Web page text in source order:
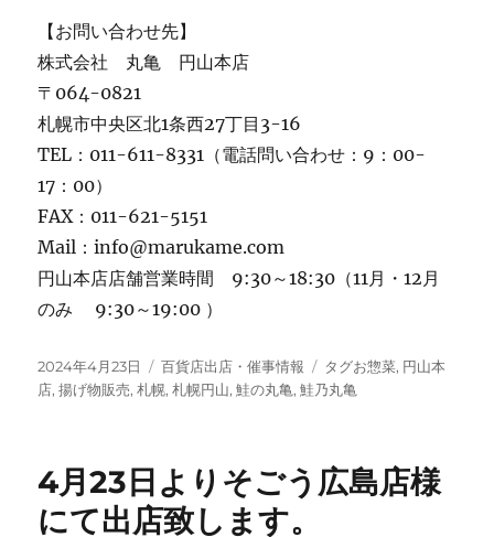
【お問い合わせ先】
株式会社 丸亀 円山本店
〒064-0821
札幌市中央区北1条西27丁目3-16
TEL：011-611-8331（電話問い合わせ：9：00-
17：00）
FAX：011-621-5151
Mail：info@marukame.com
円山本店店舗営業時間 9:30～18:30（11月・12月
のみ 9:30～19:00 ）
投
稿
2024年4月23日
カ
テ
百貨店出店・催事情報
タ
グ
タグお惣菜, 円山本
店,揚げ物販売,札幌,札幌円山,鮭の丸亀,鮭乃丸亀
4月23日よりそごう広島店様
にて出店致します。